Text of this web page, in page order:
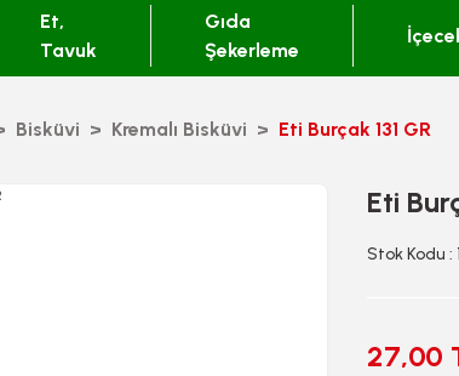
Et,
Tavuk
Gıda
Şekerleme
Bisküvi Kremalı Bisküvi Eti Burçak 131 GR
Eti
Stok Kodu :
27,00